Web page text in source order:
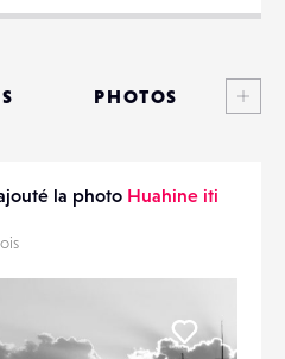
DESTINATAIRE
VOTRE
VOTRE
PHOTOS
MATÉRIELS
ÉVÉNEMENTS
la photo Huahine iti
Liker